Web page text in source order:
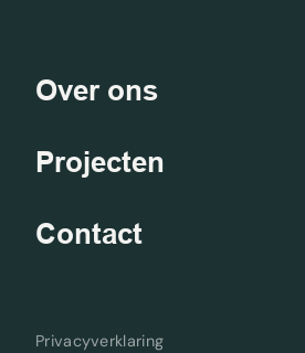
Over ons
Projecten
Contact
Privacyverklaring